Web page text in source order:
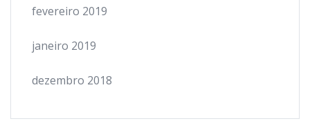
fevereiro 2019
janeiro 2019
dezembro 2018